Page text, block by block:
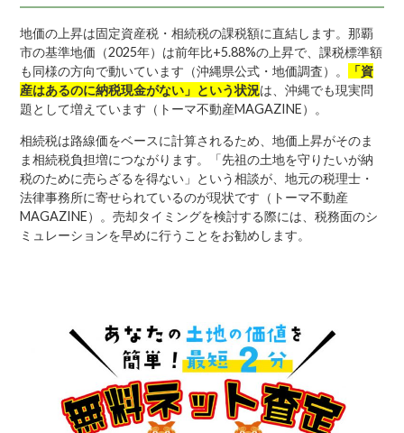
地価の上昇は固定資産税・相続税の課税額に直結します。那覇
市の基準地価（2025年）は前年比+5.88%の上昇で、課税標準額
も同様の方向で動いています（沖縄県公式・地価調査）。
「資
産はあるのに納税現金がない」という状況は、沖縄でも現実問
題として増えています（トーマ不動産MAGAZINE）。
相続税は路線価をベースに計算されるため、地価上昇がそのま
ま相続税負担増につながります。「先祖の土地を守りたいが納
税のために売らざるを得ない」という相談が、地元の税理士・
法律事務所に寄せられているのが現状です（トーマ不動産
MAGAZINE）。売却タイミングを検討する際には、税務面のシ
ミュレーションを早めに行うことをお勧めします。